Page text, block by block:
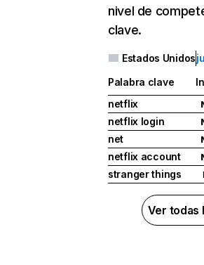
nivel de
clave.
Estados Unidos
Palabra clave
netflix
netflix login
net
netflix account
stranger things
Ver todas